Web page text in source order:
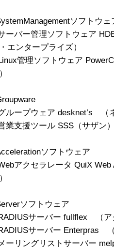
ソフトウェ
ーバー管理ソフトウェア
エンタープライズ）
管理ソフトウェア
ループウェア desknet’s （
業支援ツール SSS（サザン
ソフトウェア
アクセラレータ QuiX
ソフトウェア
サーバー fullflex （ア
サーバー Enterpras
ーリングリストサーバー